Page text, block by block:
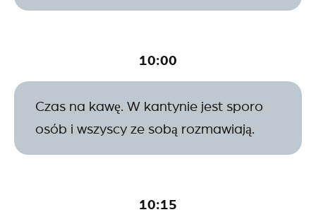
10:00
Czas na kawę. W kantynie jest sporo
osób i wszyscy ze sobą rozmawiają.
10:15